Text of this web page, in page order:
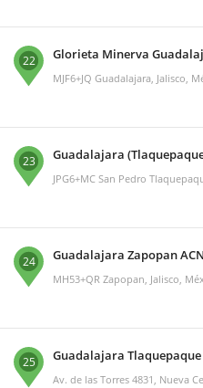
22 Glorieta Minerva
MJF6+JQ Guadalajara, Jalisco,
23 Guadalajara
JPG6+MC San Pedro
24 Guadalajara Zapopan ACN
MH53+QR Zapopan, Jalisco,
25 Guadalajara Tlaquepaque
Av. de las Torres 4831, Nueva